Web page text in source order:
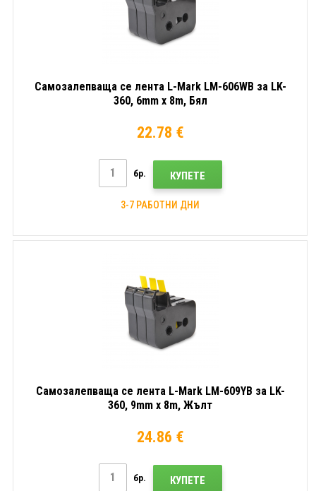
Самозалепваща се лента L-Mark LM-606WB за LK-
360, 6mm x 8m, Бял
22.78 €
бр. КУПЕТЕ
3-7 РАБОТНИ ДНИ
Самозалепваща се лента L-Mark LM-609YB за LK-
360, 9mm x 8m, Жълт
24.86 €
бр. КУПЕТЕ